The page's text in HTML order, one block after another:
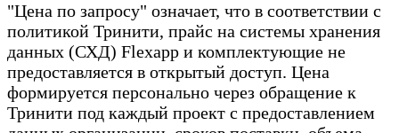
"Цена по запросу" означает, что в соответствии с
политикой Тринити, прайс на системы хранения
данных (СХД) Flexapp и комплектующие не
предоставляется в открытый доступ. Цена
формируется персонально через обращение к
Тринити под каждый проект с предоставлением